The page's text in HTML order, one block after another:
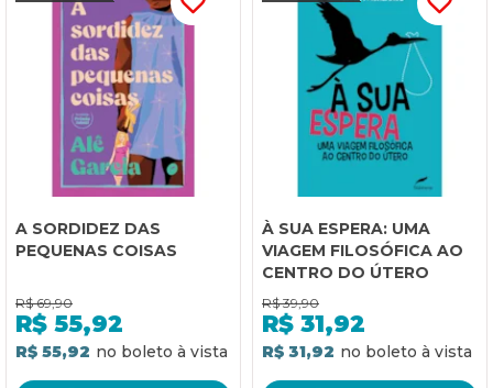
A SORDIDEZ DAS
PEQUENAS COISAS
R$ 69,90
R$ 55,92
R$ 55,92
À SUA ESPERA: UMA
VIAGEM FILOSÓFICA AO
CENTRO DO ÚTERO
R$ 39,90
R$ 31,92
R$ 31,92